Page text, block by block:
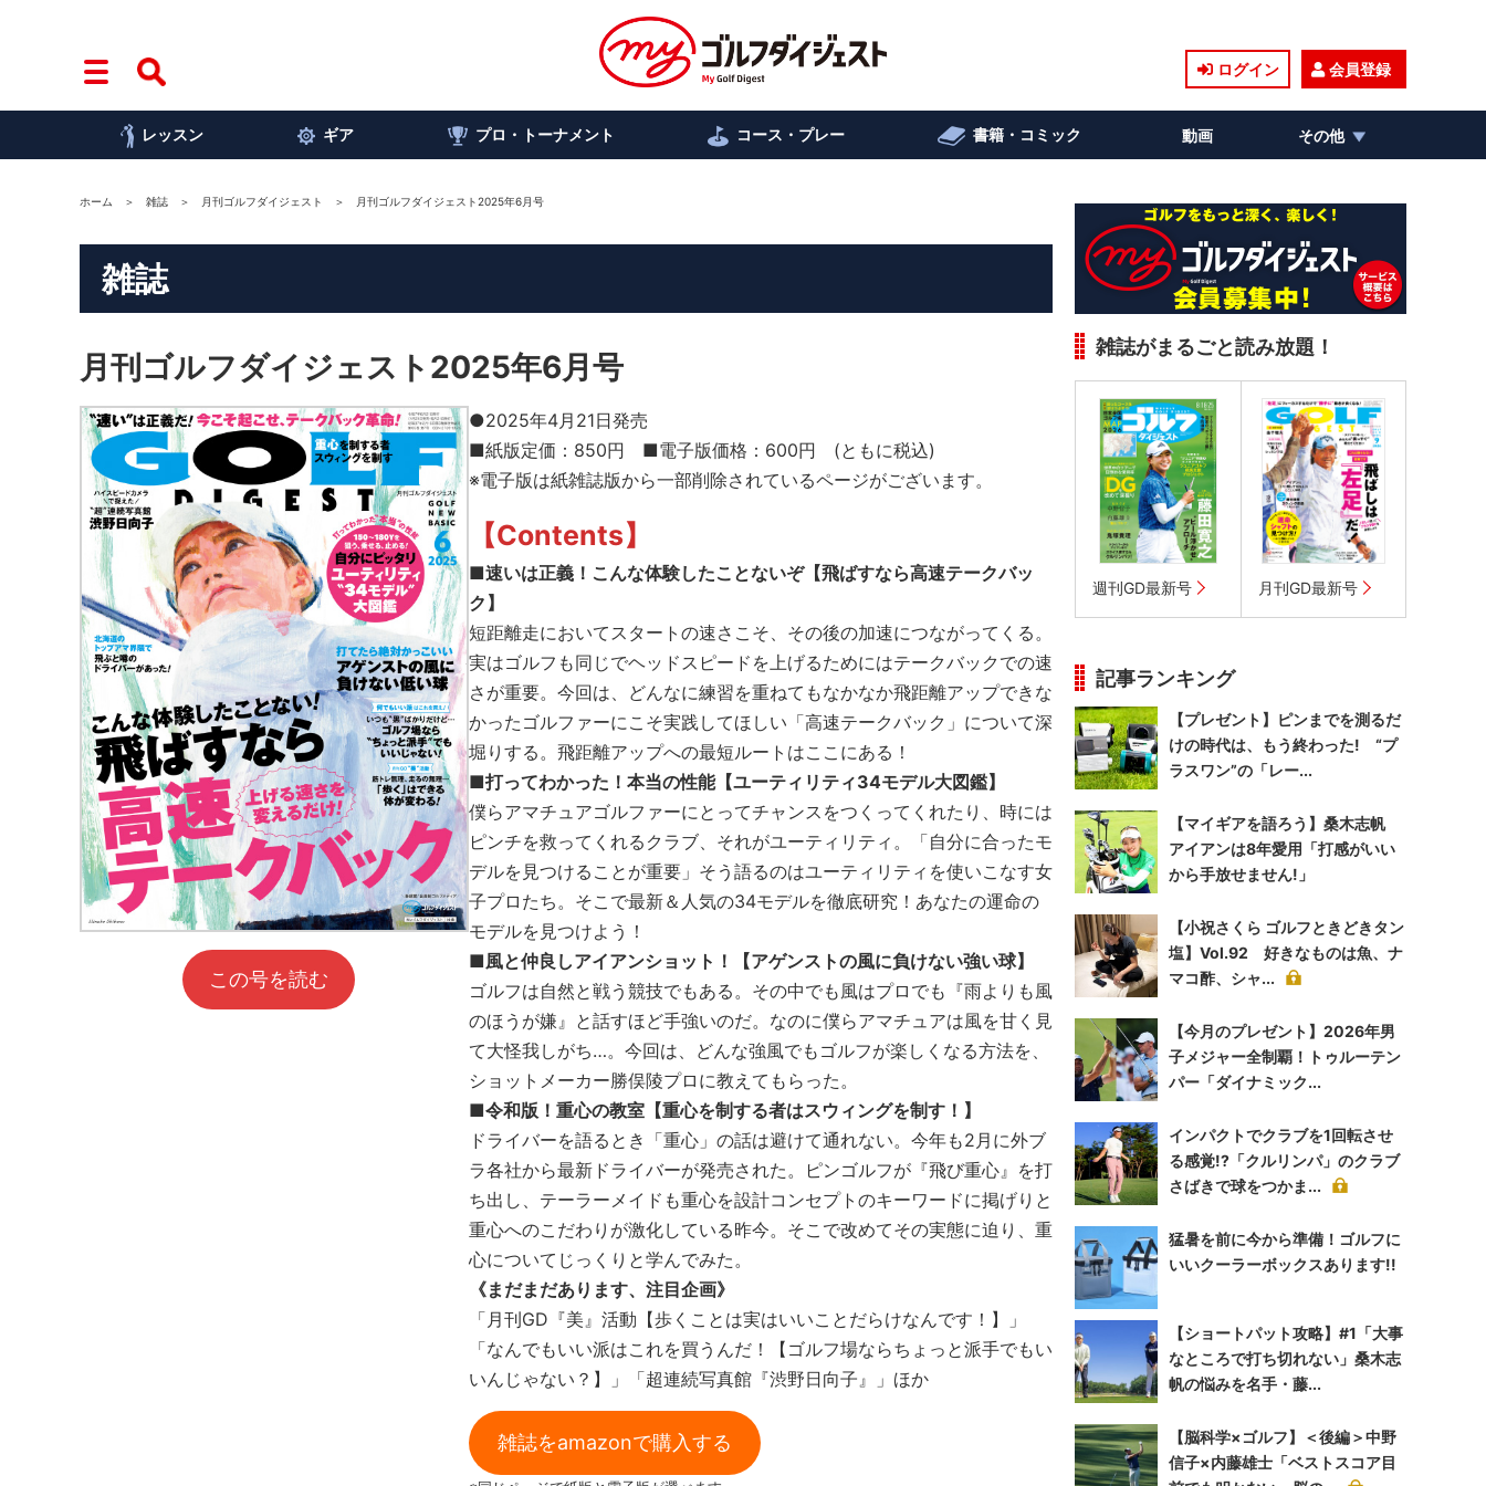
ログイン 会員登録
レッスン ギア プロ・トーナメント コース・プレー 書籍・コミック 動画 その他
ホーム 雑誌 月刊ゴルフダイジェスト 月刊ゴルフダイジェスト2025年6月号
雑誌
月刊ゴルフダイジェスト2025年6月号
この号を読む
●2025年4月21日発売
■紙版定価：850円 ■電子版価格：600円 (ともに税込)
※電子版は紙雑誌版から一部削除されているページがございます。
【Contents】
■速いは正義！こんな体験したことないぞ【飛ばすなら高速テークバッ
ク】
短距離走においてスタートの速さこそ、その後の加速につながってくる。
実はゴルフも同じでヘッドスピードを上げるためにはテークバックでの速
さが重要。今回は、どんなに練習を重ねてもなかなか飛距離アップできな
かったゴルファーにこそ実践してほしい「高速テークバック」について深
堀りする。飛距離アップへの最短ルートはここにある！
■打ってわかった！本当の性能【ユーティリティ34モデル大図鑑】
僕らアマチュアゴルファーにとってチャンスをつくってくれたり、時には
ピンチを救ってくれるクラブ、それがユーティリティ。「自分に合ったモ
デルを見つけることが重要」そう語るのはユーティリティを使いこなす女
子プロたち。そこで最新＆人気の34モデルを徹底研究！あなたの運命の
モデルを見つけよう！
■風と仲良しアイアンショット！【アゲンストの風に負けない強い球】
ゴルフは自然と戦う競技でもある。その中でも風はプロでも『雨よりも風
のほうが嫌』と話すほど手強いのだ。なのに僕らアマチュアは風を甘く見
て大怪我しがち…。今回は、どんな強風でもゴルフが楽しくなる方法を、
ショットメーカー勝俣陵プロに教えてもらった。
■令和版！重心の教室【重心を制する者はスウィングを制す！】
ドライバーを語るとき「重心」の話は避けて通れない。今年も2月に外ブ
ラ各社から最新ドライバーが発売された。ピンゴルフが『飛び重心』を打
ち出し、テーラーメイドも重心を設計コンセプトのキーワードに掲げりと
重心へのこだわりが激化している昨今。そこで改めてその実態に迫り、重
心についてじっくりと学んでみた。
《まだまだあります、注目企画》
「月刊GD『美』活動【歩くことは実はいいことだらけなんです！】」
「なんでもいい派はこれを買うんだ！【ゴルフ場ならちょっと派手でもい
いんじゃない？】」「超連続写真館『渋野日向子』」ほか
雑誌をamazonで購入する
雑誌がまるごと読み放題！
週刊GD最新号 月刊GD最新号
記事ランキング
【プレゼント】ピンまでを測るだ
けの時代は、もう終わった! “プ
ラスワン”の「レー...
【マイギアを語ろう】桑木志帆
アイアンは8年愛用「打感がいい
から手放せません!」
【小祝さくら ゴルフときどきタン
塩】Vol.92 好きなものは魚、ナ
マコ酢、シャ...
【今月のプレゼント】2026年男
子メジャー全制覇！トゥルーテン
パー「ダイナミック...
インパクトでクラブを1回転させ
る感覚!?「クルリンパ」のクラブ
さばきで球をつかま...
猛暑を前に今から準備！ゴルフに
いいクーラーボックスあります!!
【ショートパット攻略】#1「大事
なところで打ち切れない」桑木志
帆の悩みを名手・藤...
【脳科学×ゴルフ】＜後編＞中野
信子×内藤雄士「ベストスコア目